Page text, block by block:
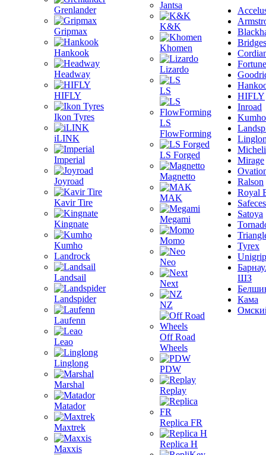
Grenlander
Gripmax
Hankook
Headway
HIFLY
Ikon Tyres
iLINK
Imperial
Joyroad
Kavir Tire
Kingnate
Kumho
Landrock
Landsail
Landspider
Laufenn
Leao
Linglong
Marshal
Matador
Maxtrek
Maxxis
Jantsa
K&K
Khomen
Lizardo
LS
LS
FlowForming
LS Forged
Magnetto
MAK
Megami
Momo
Neo
Next
NZ
Off Road
Wheels
PDW
Replay
Replica FR
Replica H
Fortune
HIFLY
Inroad
Kumho
Mirage
Ralson
Royal
Satoya
Tyrex
Unigrip
ШЗ
Кама